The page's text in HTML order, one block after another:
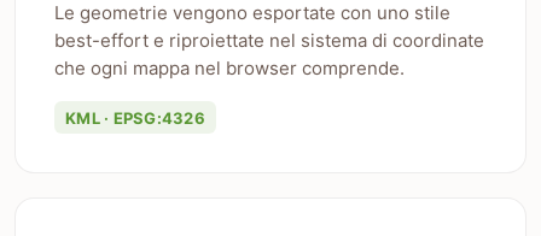
Le geometrie vengono esportate con uno stile
best-effort e riproiettate nel sistema di coordinate
che ogni mappa nel browser comprende.
KML · EPSG:4326